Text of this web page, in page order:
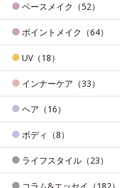
ベースメイク（52）
ポイントメイク（64）
UV（18）
インナーケア（33）
ヘア（16）
ボディ（8）
ライフスタイル（23）